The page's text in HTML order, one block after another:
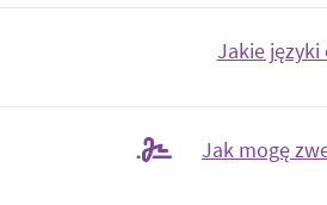
Jakie języki
Jak mogę